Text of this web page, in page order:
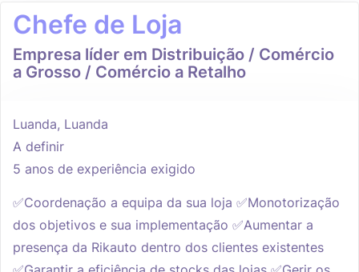
Chefe de Loja
Empresa líder em Distribuição / Comércio
a Grosso / Comércio a Retalho
Luanda, Luanda
A definir
5 anos de experiência exigido
✅Coordenação a equipa da sua loja ✅Monotorização
dos objetivos e sua implementação ✅Aumentar a
presença da Rikauto dentro dos clientes existentes